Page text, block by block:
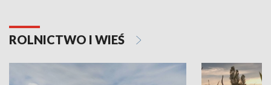
ROLNICTWO I WIEŚ